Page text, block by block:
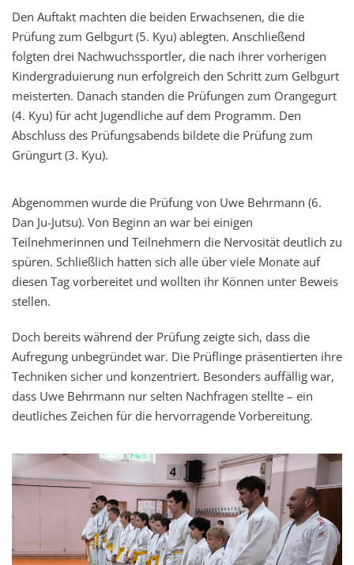
Den Auftakt machten die beiden Erwachsenen, die die
Prüfung zum Gelbgurt (5. Kyu) ablegten. Anschließend
folgten drei Nachwuchssportler, die nach ihrer vorherigen
Kindergraduierung nun erfolgreich den Schritt zum Gelbgurt
meisterten. Danach standen die Prüfungen zum Orangegurt
(4. Kyu) für acht Jugendliche auf dem Programm. Den
Abschluss des Prüfungsabends bildete die Prüfung zum
Grüngurt (3. Kyu).
Abgenommen wurde die Prüfung von Uwe Behrmann (6.
Dan Ju-Jutsu). Von Beginn an war bei einigen
Teilnehmerinnen und Teilnehmern die Nervosität deutlich zu
spüren. Schließlich hatten sich alle über viele Monate auf
diesen Tag vorbereitet und wollten ihr Können unter Beweis
stellen.
Doch bereits während der Prüfung zeigte sich, dass die
Aufregung unbegründet war. Die Prüflinge präsentierten ihre
Techniken sicher und konzentriert. Besonders auffällig war,
dass Uwe Behrmann nur selten Nachfragen stellte – ein
deutliches Zeichen für die hervorragende Vorbereitung.